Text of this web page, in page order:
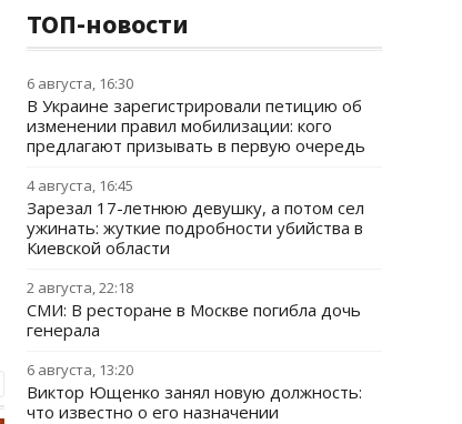
ТОП-новости
6 августа, 16:30
В Украине зарегистрировали петицию об
изменении правил мобилизации: кого
предлагают призывать в первую очередь
4 августа, 16:45
Зарезал 17-летнюю девушку, а потом сел
ужинать: жуткие подробности убийства в
Киевской области
2 августа, 22:18
СМИ: В ресторане в Москве погибла дочь
генерала
6 августа, 13:20
Виктор Ющенко занял новую должность:
что известно о его назначении